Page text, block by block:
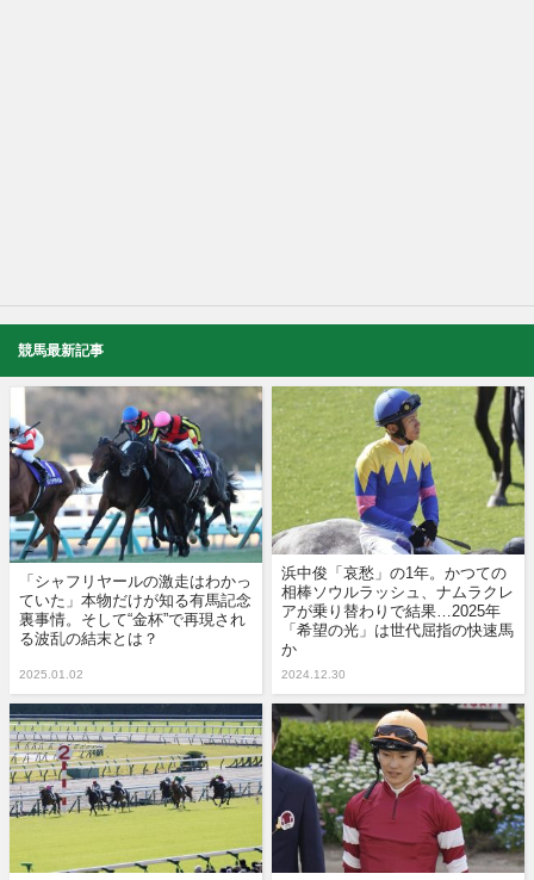
競馬最新記事
「シャフリヤールの激走はわかっ
ていた」本物だけが知る有馬記念
裏事情。そして“金杯”で再現され
る波乱の結末とは？
2025.01.02
浜中俊「哀愁」の1年。かつての
相棒ソウルラッシュ、ナムラクレ
アが乗り替わりで結果…2025年
「希望の光」は世代屈指の快速馬
か
2024.12.30